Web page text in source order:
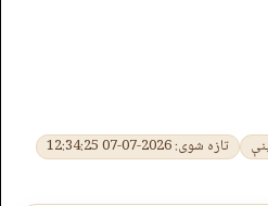
تازه شوی: 2026-07-07 12:34:25